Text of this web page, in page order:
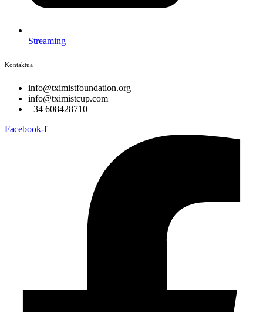
Streaming
Kontaktua
info@tximistfoundation.org
info@tximistcup.com
+34 608428710
Facebook-f